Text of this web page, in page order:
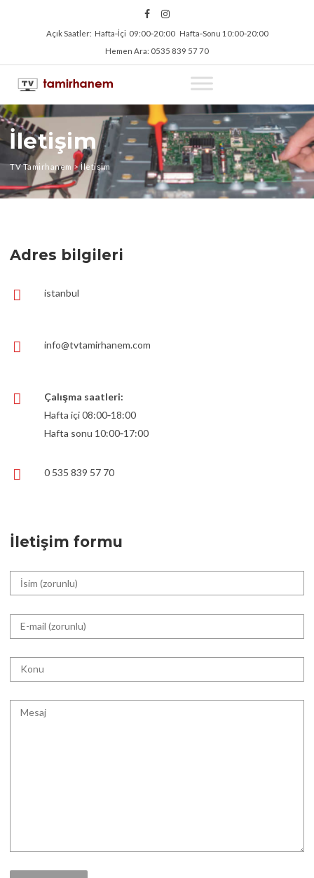
Açık Saatler: Hafta‑İçi 09:00‑20:00 Hafta‑Sonu 10:00‑20:00
Hemen Ara: 0535 839 57 70
İletişim
TV Tamirhanem >İletişim
Adres bilgileri
istanbul
info@tvtamirhanem.com
Çalışma saatleri:
Hafta içi 08:00‑18:00
Hafta sonu 10:00‑17:00
0 535 839 57 70
İletişim formu